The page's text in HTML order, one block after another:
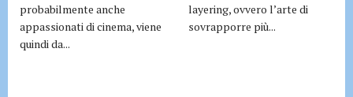
probabilmente anche
appassionati di cinema, viene
quindi da...
layering, ovvero l’arte di
sovrapporre più...